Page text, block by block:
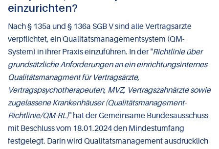
einzurichten?
Nach § 135a und § 136a SGB V sind alle Vertragsärzte
verpflichtet, ein Qualitätsmanagementsystem (QM-
System) in ihrer Praxis einzuführen. In der "Richtlinie über
grundsätzliche Anforderungen an ein einrichtungsinternes
Qualitätsmanagment für Vertragsärzte,
Vertragspsychotherapeuten, MVZ, Vertragszahnärzte sowie
zugelassene Krankenhäuser (Qualitätsmanagement-
Richtlinie/QM-RL)" hat der Gemeinsame Bundesausschuss
mit Beschluss vom 18.01.2024 den Mindestumfang
festgelegt. Darin wird Qualitätsmanagement ausdrücklich